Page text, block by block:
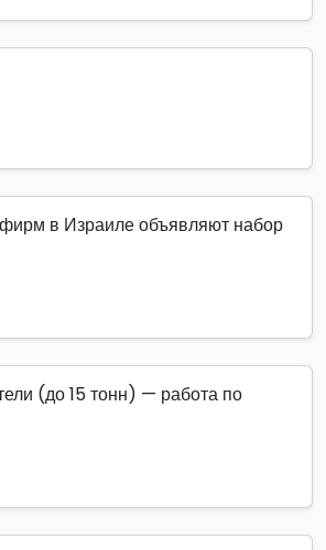
в Израиле объявляют набор
(до 15 тонн) — работа по